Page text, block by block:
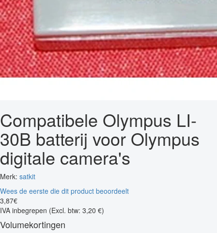
Compatibele Olympus LI-
30B batterij voor Olympus
digitale camera's
Merk: satkit
Wees de eerste die dit product beoordeelt
3,87€
IVA inbegrepen (Excl. btw: 3,20 €)
Volumekortingen